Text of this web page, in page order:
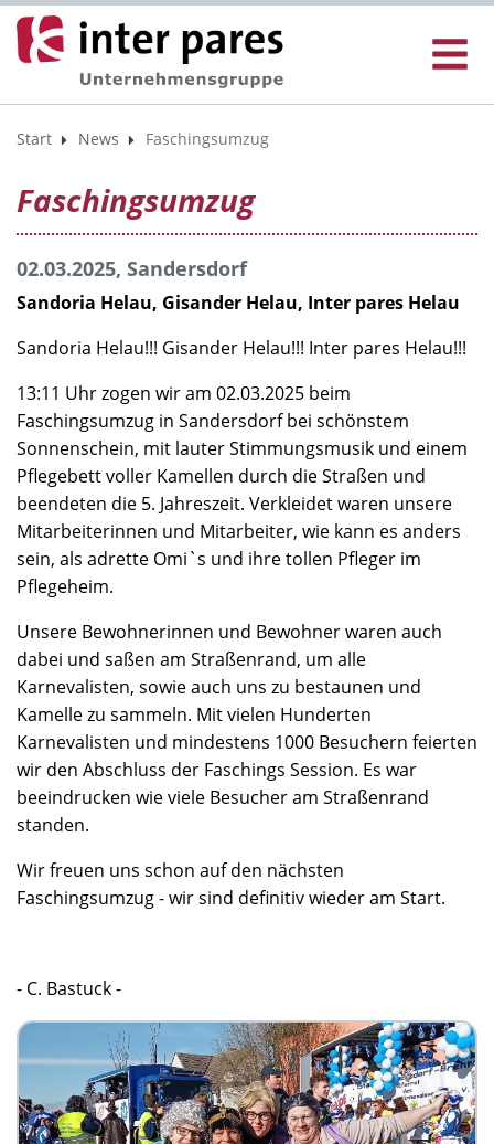
Start News Faschingsumzug
Faschingsumzug
02.03.2025, Sandersdorf
Sandoria Helau, Gisander Helau, Inter pares Helau
Sandoria Helau!!! Gisander Helau!!! Inter pares Helau!!!
13:11 Uhr zogen wir am 02.03.2025 beim
Faschingsumzug in Sandersdorf bei schönstem
Sonnenschein, mit lauter Stimmungsmusik und einem
Pflegebett voller Kamellen durch die Straßen und
beendeten die 5. Jahreszeit. Verkleidet waren unsere
Mitarbeiterinnen und Mitarbeiter, wie kann es anders
sein, als adrette Omi`s und ihre tollen Pfleger im
Pflegeheim.
Unsere Bewohnerinnen und Bewohner waren auch
dabei und saßen am Straßenrand, um alle
Karnevalisten, sowie auch uns zu bestaunen und
Kamelle zu sammeln. Mit vielen Hunderten
Karnevalisten und mindestens 1000 Besuchern feierten
wir den Abschluss der Faschings Session. Es war
beeindrucken wie viele Besucher am Straßenrand
standen.
Wir freuen uns schon auf den nächsten
Faschingsumzug - wir sind definitiv wieder am Start.
- C. Bastuck -